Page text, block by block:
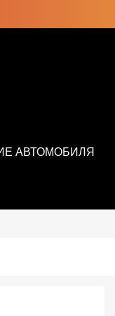
АВТОМОБИЛЯ